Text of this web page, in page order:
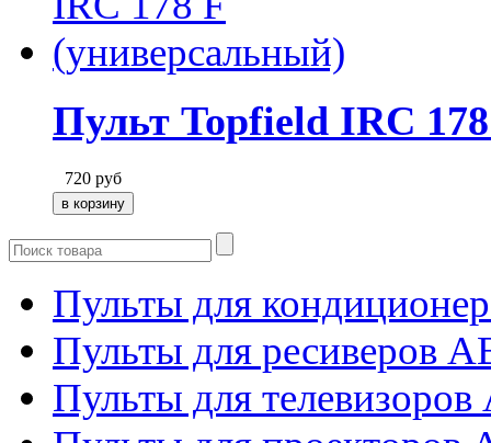
Пульт Topfield IRC
720 руб
Пульты для
Пульты для ресиверов
Пульты для телевизоров